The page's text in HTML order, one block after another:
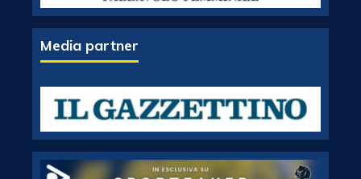
Media partner